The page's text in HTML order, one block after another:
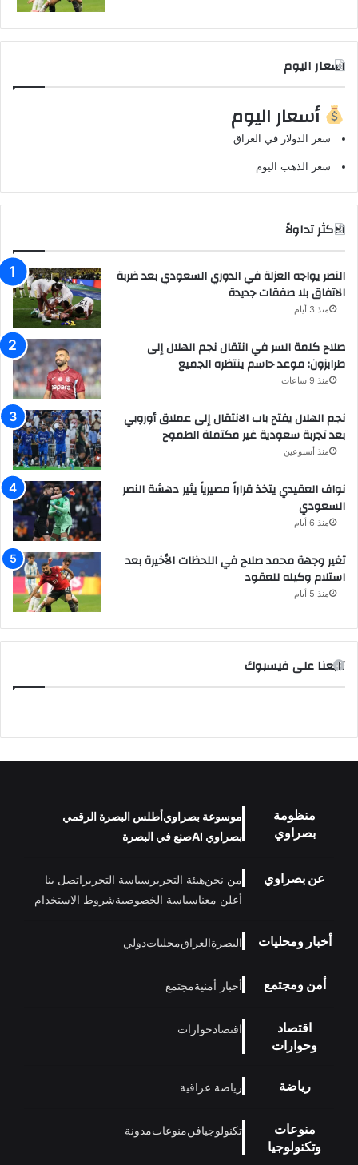
اسعار اليوم
أسعار اليوم
سعر الدولار في العراق
سعر الذهب اليوم
الاكثر تداولاً
النصر يواجه العزلة في الدوري السعودي بعد ضربة
الاتفاق بلا صفقات جديدة
منذ 3 أيام
صلاح كلمة السر في انتقال نجم الهلال إلى
طرابزون: موعد حاسم ينتظره الجميع
منذ 9 ساعات
نجم الهلال يفتح باب الانتقال إلى عملاق أوروبي
بعد تجربة سعودية غير مكتملة الطموح
منذ أسبوعين
نواف العقيدي يتخذ قراراً مصيرياً يثير دهشة النصر
السعودي
منذ 6 أيام
تغير وجهة محمد صلاح في اللحظات الأخيرة بعد
استلام وكيله للعقود
منذ 5 أيام
تابعنا على فيسبوك
منظومة
بصراوي
موسوعة بصراويأطلس البصرة الرقمي
بصراوي AI
صنع في البصرة
عن بصراوي من نحنهيئة التحرير سياسة التحرير اتصل بنا
أعلن معناسياسة الخصوصيةشروط الاستخدام
أخبار ومحليات البصرةالعراقمحلياتدولي
أمن ومجتمع أخبار أمنيةمجتمع
اقتصاد
وحوارات
اقتصادحوارات
رياضة رياضة عراقية
منوعات
وتكنولوجيا
تكنولوجيافنمنوعاتمدونة